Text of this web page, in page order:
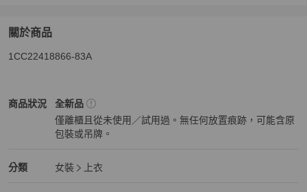
關於商品
關於Alexander Wang 短款 漂染 tee#XS S
1CC22418866-83A
商品狀況
Alexander Wang女裝
全新品
僅離櫃且從未使用／試用過。無任何放置痕跡，可能含原
包裝或吊牌。
分類
Alexander Wang女裝分類資訊
女裝
上衣